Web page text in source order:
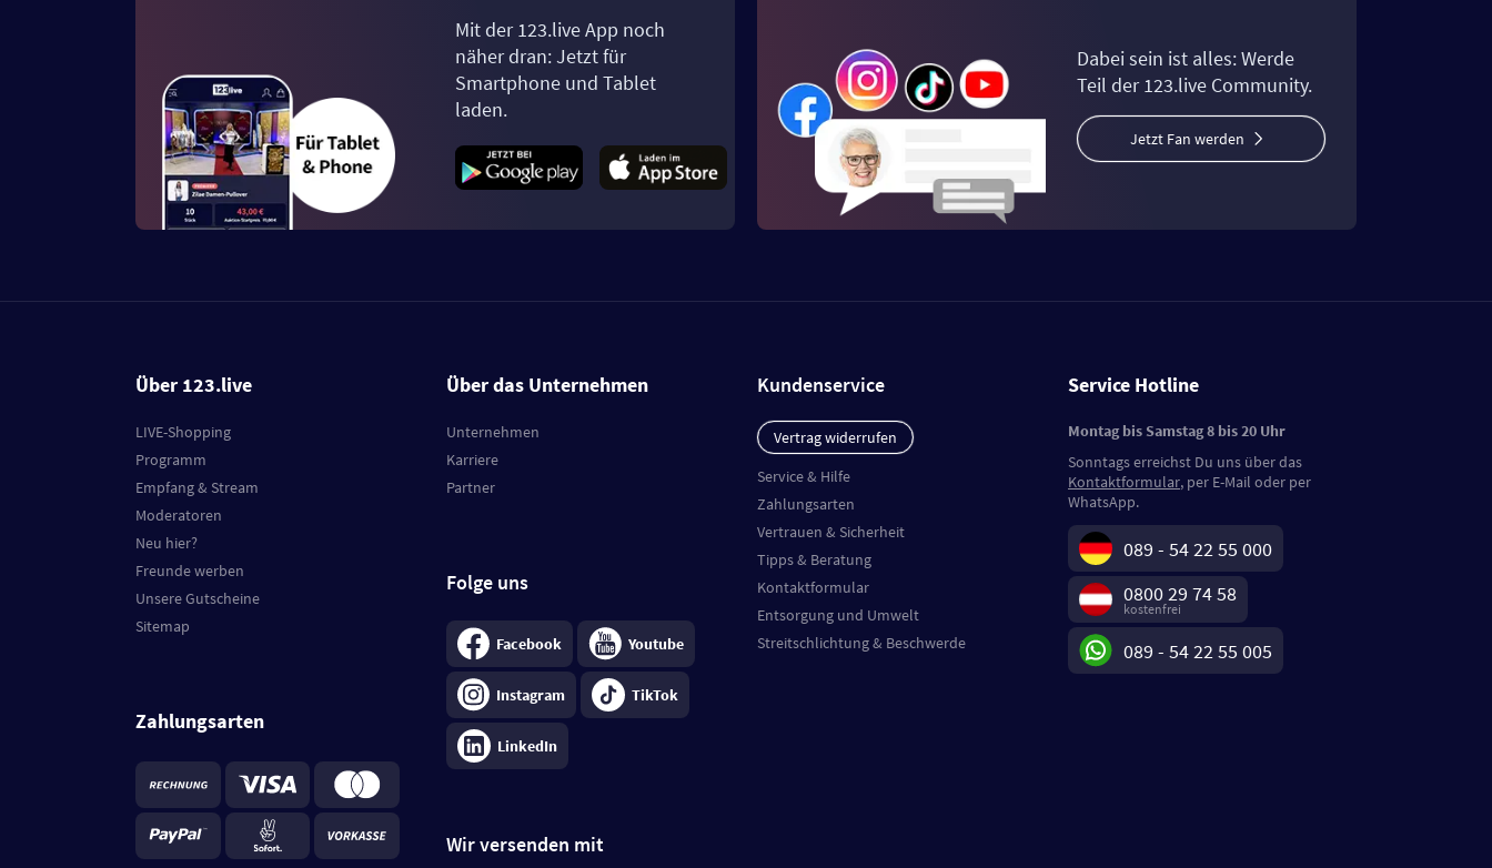
Mit der 123.live App noch
näher dran: Jetzt für
Smartphone und Tablet
laden.
Dabei sein ist alles: Werde
Teil der 123.live Community.
Jetzt Fan werden
Über 123.live
LIVE-Shopping
Programm
Empfang & Stream
Moderatoren
Neu hier?
Freunde werben
Unsere Gutscheine
Sitemap
Zahlungsarten
Über das Unternehmen
Unternehmen
Karriere
Partner
Folge uns
Facebook Youtube
Instagram TikTok
LinkedIn
Wir versenden mit
Kundenservice
Vertrag widerrufen
Service & Hilfe
Zahlungsarten
Vertrauen & Sicherheit
Tipps & Beratung
Kontaktformular
Entsorgung und Umwelt
Streitschlichtung & Beschwerde
Service Hotline
Montag bis Samstag 8 bis 20 Uhr
Sonntags erreichst Du uns über das
Kontaktformular, per E-Mail oder per
WhatsApp.
089 - 54 22 55 000
0800 29 74 58
kostenfrei
089 - 54 22 55 005